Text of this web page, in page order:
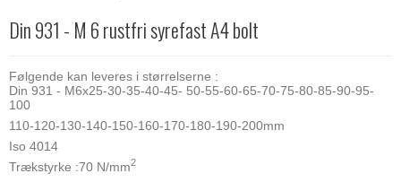
Din 931 - M 6 rustfri syrefast A4 bolt
Følgende kan leveres i størrelserne :
Din 931 - M6x25-30-35-40-45- 50-55-60-65-70-75-80-85-90-95-
100
110-120-130-140-150-160-170-180-190-200mm
Iso 4014
Trækstyrke :70 N/mm2